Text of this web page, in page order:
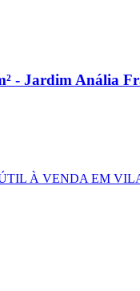
- Jardim Anália